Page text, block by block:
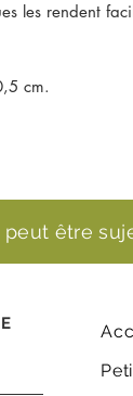
les rendent
cm.
être